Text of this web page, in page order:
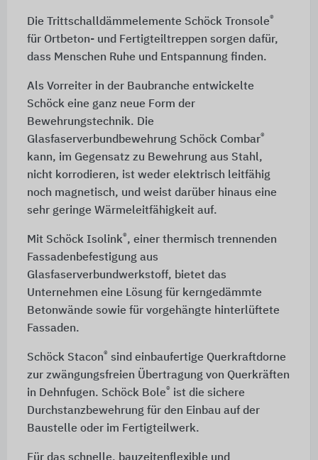
Die Trittschalldämmelemente Schöck Tronsole®
für Ortbeton- und Fertigteiltreppen sorgen dafür,
dass Menschen Ruhe und Entspannung finden.
Als Vorreiter in der Baubranche entwickelte
Schöck eine ganz neue Form der
Bewehrungstechnik. Die
Glasfaserverbundbewehrung Schöck Combar®
kann, im Gegensatz zu Bewehrung aus Stahl,
nicht korrodieren, ist weder elektrisch leitfähig
noch magnetisch, und weist darüber hinaus eine
sehr geringe Wärmeleitfähigkeit auf.
Mit Schöck Isolink®, einer thermisch trennenden
Fassadenbefestigung aus
Glasfaserverbundwerkstoff, bietet das
Unternehmen eine Lösung für kerngedämmte
Betonwände sowie für vorgehängte hinterlüftete
Fassaden.
Schöck Stacon® sind einbaufertige Querkraftdorne
zur zwängungsfreien Übertragung von Querkräften
in Dehnfugen. Schöck Bole® ist die sichere
Durchstanzbewehrung für den Einbau auf der
Baustelle oder im Fertigteilwerk.